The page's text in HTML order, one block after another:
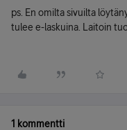
ps. En omilta sivuilta
tulee e-laskuina. Laitoin
1 kommentti